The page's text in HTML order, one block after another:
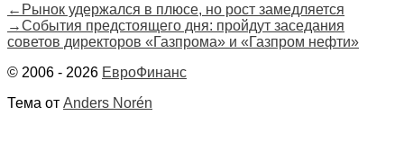
Навигация
по
записям
← Предыдущая
запись:
Рынок удержался в плюсе, но рост замедляется
→Следующая
запись:
События предстоящего дня: пройдут заседания
советов директоров «Газпрома» и «Газпром нефти»
© 2006 - 2026 ЕвроФинанс
Тема от Anders Norén